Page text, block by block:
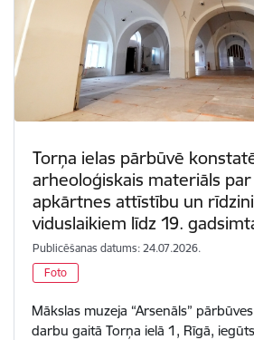
Torņa ielas pārbūvē
arheoloģiskais materiāls par
apkārtnes attīstību un
viduslaikiem līdz 19.
Publicēšanas datums: 24.07.2026.
Foto
Mākslas muzeja “Arsenāls”
darbu gaitā Torņa ielā 1, Rīgā,